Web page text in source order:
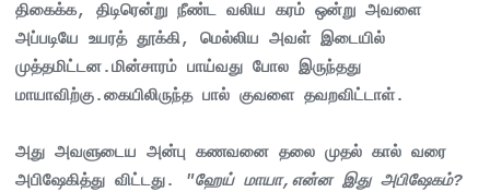
திகைக்க, திடிரென்று நீண்ட வலிய கரம் ஒன்று அவளை
அப்படியே உயரத் தூக்கி, மெல்லிய அவள் இடையில்
முத்தமிட்டன.மின்சாரம் பாய்வது போல இருந்தது
மாயாவிற்கு.கையிலிருந்த பால் குவளை தவறவிட்டாள்.
அது அவளுடைய அன்பு கணவனை தலை முதல் கால் வரை
அபிஷேகித்து விட்டது.
"ஹேய் மாயா,என்ன இது அபிஷேகம்?